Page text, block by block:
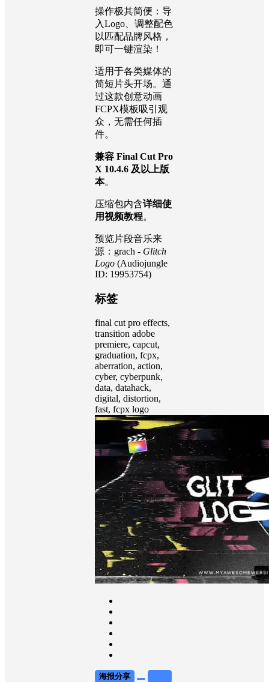
操作极其简便：导
入Logo、调整配色
以匹配品牌风格，
即可一键渲染！
适用于各类媒体的
简短片头开场。通
过这款创意动画
FCPX模板吸引观
众，无需任何插
件。
兼容 Final Cut Pro
X 10.4.6 及以上版
本。
压缩包内含详细使
用视频教程。
预览片段音乐来
源：grach - Glitch
Logo (Audiojungle
ID: 19953754)
标签
final cut pro effects,
transition adobe
premiere, capcut,
graduation, fcpx,
aberration, action,
cyber, cyberpunk,
data, datahack,
digital, distortion,
fast, fcpx logo
海报分享